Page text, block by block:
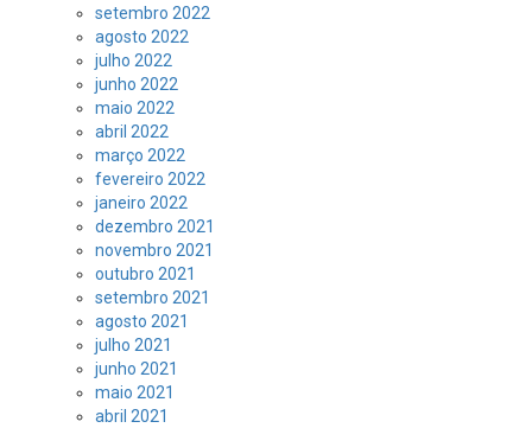
setembro 2022
agosto 2022
julho 2022
junho 2022
maio 2022
abril 2022
março 2022
fevereiro 2022
janeiro 2022
dezembro 2021
novembro 2021
outubro 2021
setembro 2021
agosto 2021
julho 2021
junho 2021
maio 2021
abril 2021